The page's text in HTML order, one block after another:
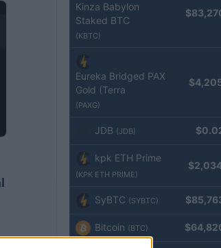
Kinza Babylon
Staked BTC
(KBTC)
Eureka Bridged PAX
Gold (Terra
(PAXG)
JDB (JDB)
kpk ETH Prime
(KPK ETH PRIME)
SyBTC (SYBTC)
Bitcoin (BTC)